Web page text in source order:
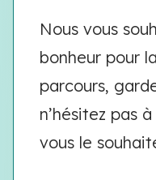
Nous vous
bonheur pour
parcours,
n’hésitez pas
vous le